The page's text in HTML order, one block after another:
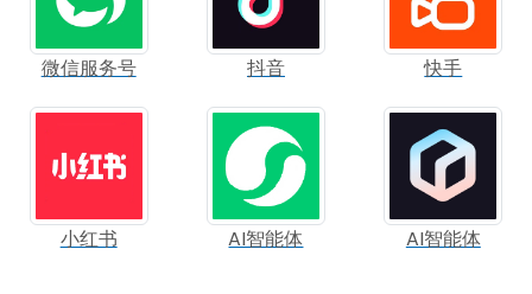
微信服务号 抖音 快手
小红书 AI智能体 AI智能体